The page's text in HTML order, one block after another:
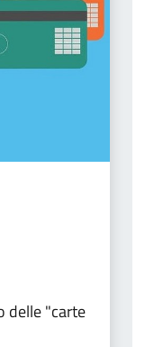
delle "carte